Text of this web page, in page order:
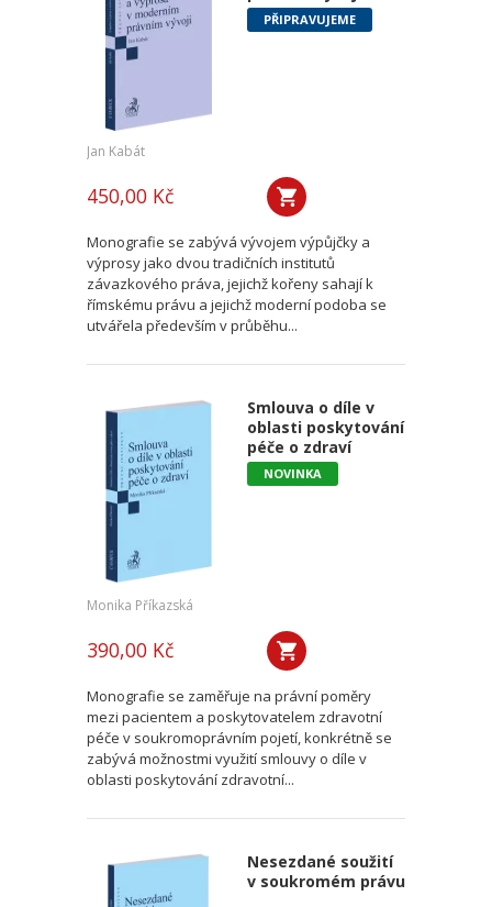
PŘIPRAVUJEME
Jan Kabát
450,00 Kč
Monografie se zabývá vývojem výpůjčky a
výprosy jako dvou tradičních institutů
závazkového práva, jejichž kořeny sahají k
římskému právu a jejichž moderní podoba se
utvářela především v průběhu...
Smlouva o díle v
oblasti poskytování
péče o zdraví
NOVINKA
Monika Příkazská
390,00 Kč
Monografie se zaměřuje na právní poměry
mezi pacientem a poskytovatelem zdravotní
péče v soukromoprávním pojetí, konkrétně se
zabývá možnostmi využití smlouvy o díle v
oblasti poskytování zdravotní...
Nesezdané soužití
v soukromém právu